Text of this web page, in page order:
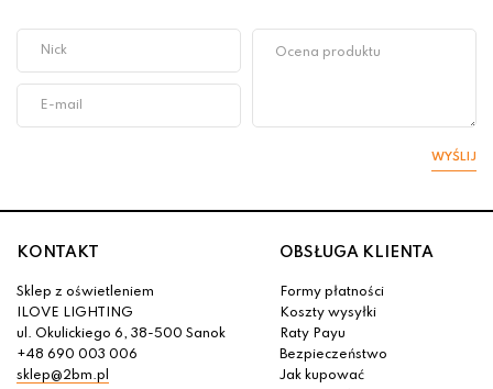
WYŚLIJ
KONTAKT
Sklep z oświetleniem
ILOVE LIGHTING
ul. Okulickiego 6, 38-500 Sanok
+48 690 003 006
sklep@2bm.pl
OBSŁUGA KLIENTA
Formy płatności
Koszty wysyłki
Raty Payu
Bezpieczeństwo
Jak kupować